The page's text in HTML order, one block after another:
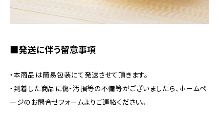
■発送に伴う留意事項
・本商品は簡易包装にて発送させて頂きます。
・到着した商品に傷・汚損等の不備等がございましたら、ホームペ
ージのお問合せフォームよりご連絡ください。